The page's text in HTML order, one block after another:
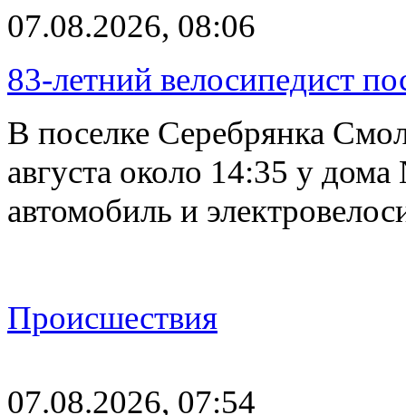
07.08.2026, 08:06
83-летний велосипедист
В поселке Серебрянка
августа около 14:35 у
автомобиль и
Происшествия
07.08.2026, 07:54